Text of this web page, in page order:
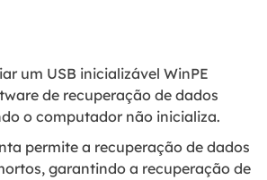
um USB inicializável WinPE
de recuperação de dados
o computador não inicializa.
permite a recuperação de dados
garantindo a recuperação de